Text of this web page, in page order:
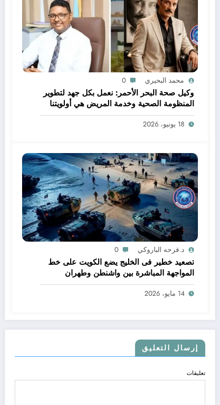
محمد البحيري 0
وكيل صحة البحر الأحمر: نعمل بكل جهد لتطوير
المنظومة الصحية وخدمة المريض هي أولويتنا
18 يونيو، 2026
د.فرحه الباروكي 0
تصعيد خطير فى الخليج يضع الكويت على خط
المواجهة المباشرة بين واشنطن وطهران
14 مايو، 2026
إرسال التعليق
تعليقات